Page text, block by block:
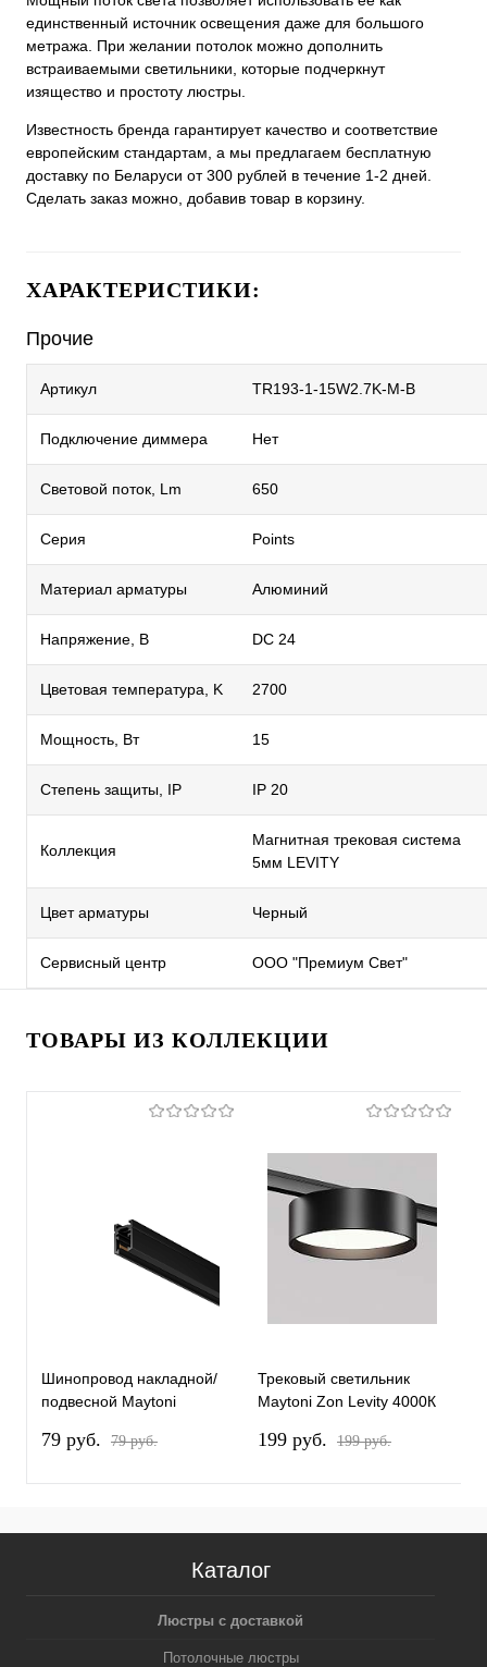
единственный источник освещения даже для большого
метража. При желании потолок можно дополнить
встраиваемыми светильники, которые подчеркнут
изящество и простоту люстры.
Известность бренда гарантирует качество и соответствие
европейским стандартам, а мы предлагаем бесплатную
доставку по Беларуси от 300 рублей в течение 1-2 дней.
Сделать заказ можно, добавив товар в корзину.
ХАРАКТЕРИСТИКИ:
Прочие
Артикул TR193-1-15W2.7K-M-B
Подключение диммера Нет
Световой поток, Lm 650
Серия Points
Материал арматуры Алюминий
Напряжение, В DC 24
Цветовая температура, K 2700
Мощность, Вт 15
Степень защиты, IP IP 20
Коллекция
Магнитная трековая система
5мм LEVITY
Цвет арматуры Черный
Сервисный центр ООО "Премиум Свет"
ТОВАРЫ ИЗ КОЛЛЕКЦИИ
Шинопровод накладной/
подвесной Maytoni
79 pуб. 79 pуб.
Трековый светильник
Maytoni Zon Levity 4000К
12W4K-B
199 pуб. 199 pуб.
Каталог
Люстры с доставкой
Потолочные люстры